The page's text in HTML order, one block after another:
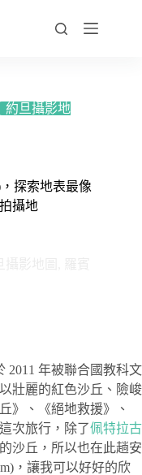
約旦攝影地
探索地表最像
攝地
2011 年被聯合國教科文
壯麗的紅色沙丘、險峻
》、《絕地救援》、
次旅行，除了佩特拉古
沙丘，所以也在此趟安
，讓我可以好好的欣